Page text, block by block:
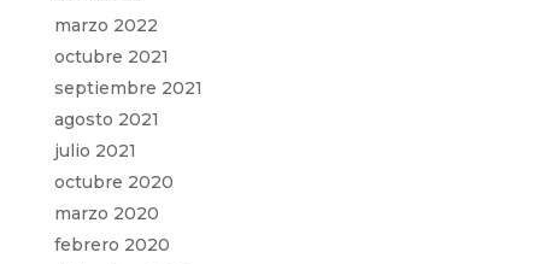
marzo 2022
octubre 2021
septiembre 2021
agosto 2021
julio 2021
octubre 2020
marzo 2020
febrero 2020